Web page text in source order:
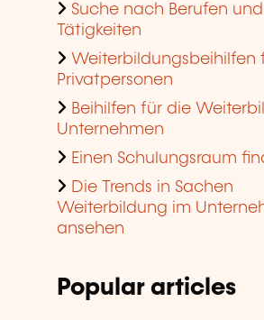
Suche nach Berufen und
Tätigkeiten
Weiterbildungsbeihilfen
Privatpersonen
Beihilfen für die
Unternehmen
Einen Schulungsraum
Die Trends in Sachen
Weiterbildung im
ansehen
Popular articles